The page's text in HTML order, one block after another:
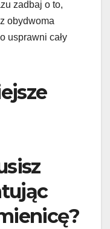
zadbaj o to,
obydwoma
usprawni cały